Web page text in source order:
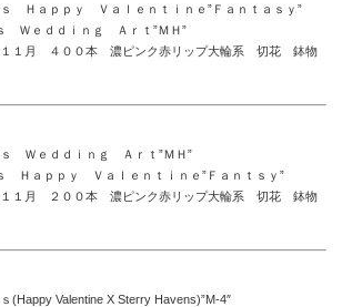
ｙ Ｖａｌｅｎｔｉｎｅ”Ｆａｎｔａｓｙ”
ｄｉｎｇ Ａｒｔ”ＭＨ”
１１月 ４００本 濃ピンク赤リップ大輪系 切花 鉢物
ｉｎｇ Ａｒｔ”ＭＨ”
ｙ Ｖａｌｅｎｔｉｎｅ”Ｆａｎｔｓｙ”
１１月 ２００本 濃ピンク赤リップ大輪系 切花 鉢物
X Sterry Havens)”M-4″